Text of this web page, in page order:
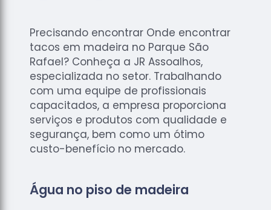
de Tacos
de
Madeiras
Raspagens
de Pisos
Tacos de
Madeiras
Precisando encontrar Onde encontrar
tacos em madeira no Parque São
Rafael? Conheça a JR Assoalhos,
especializada no setor. Trabalhando
com uma equipe de profissionais
capacitados, a empresa proporciona
serviços e produtos com qualidade e
segurança, bem como um ótimo
custo-benefício no mercado.
Água no piso de madeira